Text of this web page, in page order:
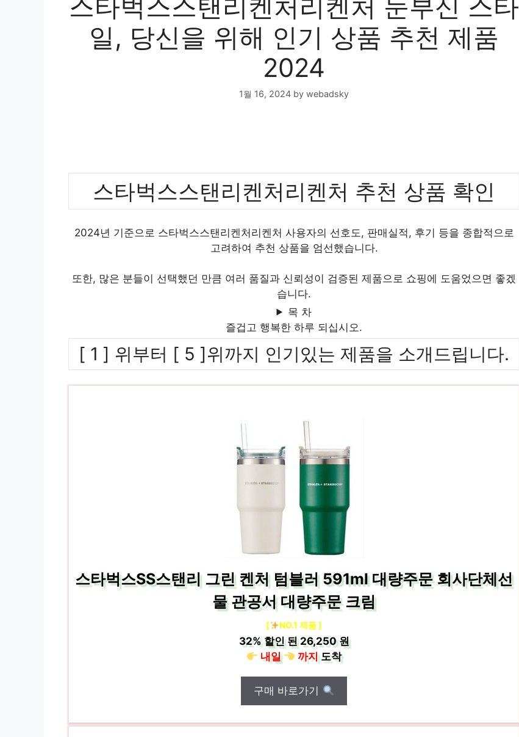
스타벅스스탠리켄처리켄처 눈부신 스타
일, 당신을 위해 인기 상품 추천 제품
2024
1월 16, 2024 by webadsky
스타벅스스탠리켄처리켄처 추천 상품 확인
2024년 기준으로 스타벅스스탠리켄처리켄처 사용자의 선호도, 판매실적, 후기 등을 종합적으로
고려하여 추천 상품을 엄선했습니다.
또한, 많은 분들이 선택했던 만큼 여러 품질과 신뢰성이 검증된 제품으로 쇼핑에 도움었으면 좋겠
습니다.
목 차
즐겁고 행복한 하루 되십시오.
[ 1 ] 위부터 [ 5 ]위까지 인기있는 제품을 소개드립니다.
스타벅스SS스탠리 그린 켄처 텀블러 591ml 대량주문 회사단체선
물 관공서 대량주문 크림
[ NO.1 제품 ]
32%할인 된26,250 원
내일
까지도착
구매 바로가기